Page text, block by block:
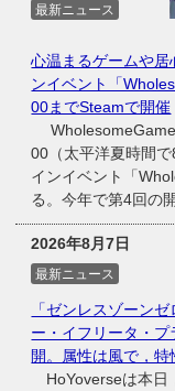
最新ニュース
心温まるゲームや居
ンイベント「
00までSteamで開催
00（太平洋夏時間
インイベント「
る。今年で第4回の
2026年8月7日
最新ニュース
「ゼンレスゾーン
ー・イフリータ・
開。属性は風で，特
HoYoverseは本日